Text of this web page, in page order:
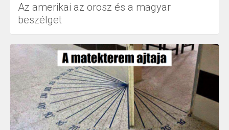
Az amerikai az orosz és a magyar
beszélget